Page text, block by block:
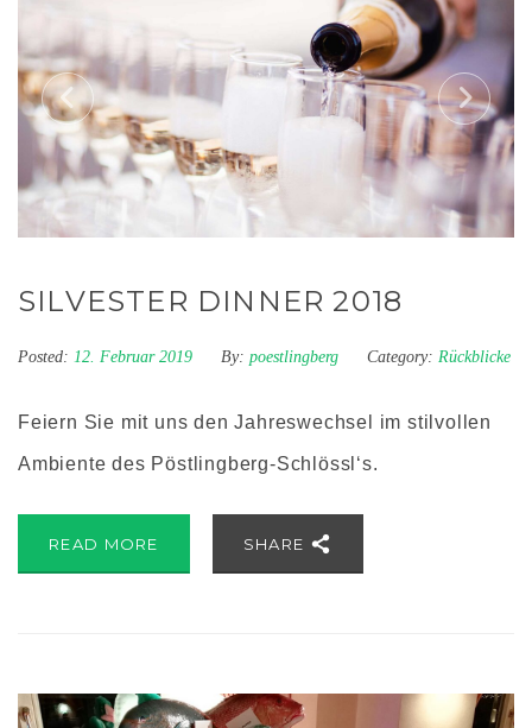
SILVESTER DINNER 2018
Posted: 12. Februar 2019 By: poestlingberg Category: Rückblicke
Feiern Sie mit uns den Jahreswechsel im stilvollen
Ambiente des Pöstlingberg-Schlössl‘s.
READ MORE SHARE